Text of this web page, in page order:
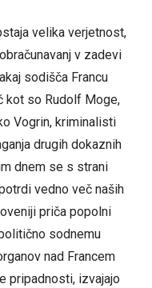
velika verjetnost,
v zadevi
sodišča Francu
kot so Rudolf Moge,
Vogrin, kriminalisti
drugih dokaznih
dnem se s strani
vedno več naših
priča popolni
sodnemu
nad Francem
pripadnosti, izvajajo